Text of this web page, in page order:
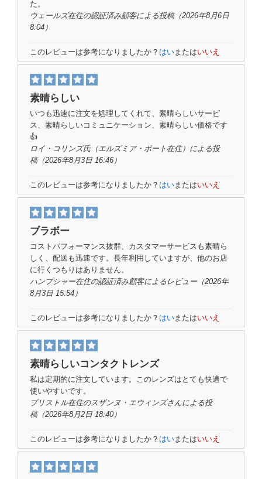
た。
ウェールズ在住の認証済み顧客による投稿（2026年8月6日
8:04）
このレビューは参考になりましたか？ はいまたはいいえ
素晴らしい
いつも迅速に注文を処理してくれて、素晴らしいサービ
ス、素晴らしいコミュニケーション、素晴らしい価格です
👍
ロイ・コリンズ氏 （エルズミア・ポート在住）による投
稿（2026年8月3日 16:46）
このレビューは参考になりましたか？ はいまたはいいえ
ブラボー
コストパフォーマンス抜群、カスタマーサービスも素晴ら
しく、配送も迅速です。長年利用していますが、他のお店
に行くつもりはありません。
ハンプシャー在住の認証済み顧客によるレビュー （2026年
8月3日 15:54）
このレビューは参考になりましたか？ はいまたはいいえ
素晴らしいコンタクトレンズ
私は定期的に注文しています。このレンズはとても快適で
使いやすいです。
ブリストル在住のスザンヌ・エウィンズさんによる投
稿（2026年8月2日 18:40）
このレビューは参考になりましたか？ はいまたはいいえ